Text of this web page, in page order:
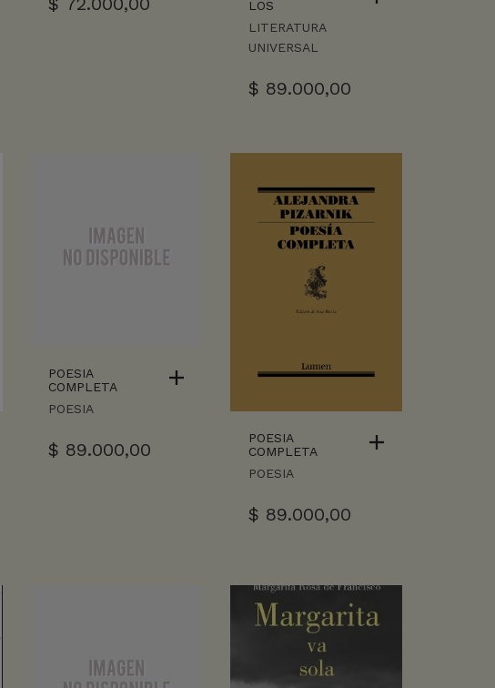
LOS
LITERATURA
UNIVERSAL
$ 89.000,00
POESIA
COMPLETA
POESIA
$ 89.000,00
POESIA
COMPLETA
POESIA
$ 89.000,00